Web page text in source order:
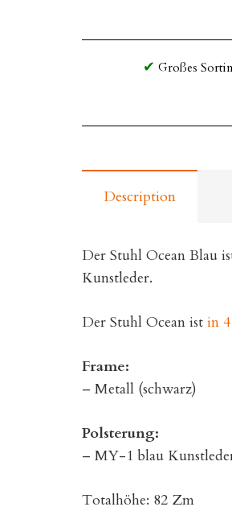
Großes
Description
Der Stuhl Ocean Blau
Kunstleder.
Der Stuhl Ocean ist in
Frame:
– Metall (schwarz)
Polsterung:
– MY-1 blau
Totalhöhe: 82 Zm